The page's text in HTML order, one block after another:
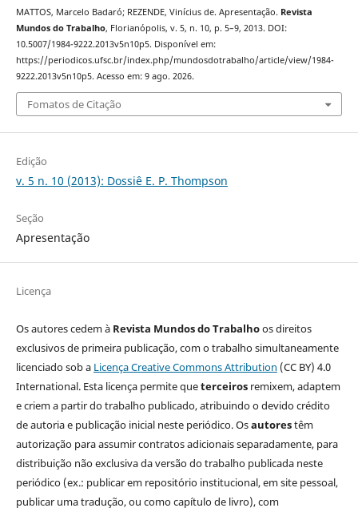
MATTOS, Marcelo Badaró; REZENDE, Vinícius de. Apresentação. Revista
Mundos do Trabalho, Florianópolis, v. 5, n. 10, p. 5–9, 2013. DOI:
10.5007/1984-9222.2013v5n10p5. Disponível em:
https://periodicos.ufsc.br/index.php/mundosdotrabalho/article/view/1984-
9222.2013v5n10p5. Acesso em: 9 ago. 2026.
Fomatos de Citação
Edição
v. 5 n. 10 (2013): Dossiê E. P. Thompson
Seção
Apresentação
Licença
Os autores cedem à Revista Mundos do Trabalhoos direitos
exclusivos de primeira publicação, com o trabalho simultaneamente
licenciado sob a Licença Creative Commons Attribution (CC BY) 4.0
International. Esta licença permite queterceirosremixem, adaptem
e criem a partir do trabalho publicado, atribuindo o devido crédito
de autoria e publicação inicial neste periódico. Osautorestêm
autorização para assumir contratos adicionais separadamente, para
distribuição não exclusiva da versão do trabalho publicada neste
periódico (ex.: publicar em repositório institucional, em site pessoal,
publicar uma tradução, ou como capítulo de livro), com